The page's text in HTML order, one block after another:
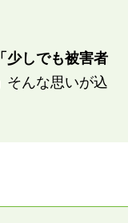
「少しでも被害者
そんな思いが込